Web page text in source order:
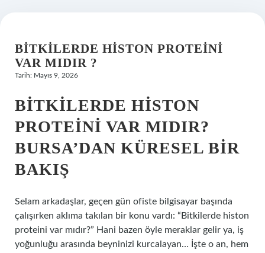
Hakkımızda
BITKILERDE HISTON PROTEINI
VAR MIDIR ?
Tarih: Mayıs 9, 2026
BITKILERDE HISTON
PROTEINI VAR MIDIR?
BURSA’DAN KÜRESEL BIR
BAKIŞ
Selam arkadaşlar, geçen gün ofiste bilgisayar başında
çalışırken aklıma takılan bir konu vardı: “Bitkilerde histon
proteini var mıdır?” Hani bazen öyle meraklar gelir ya, iş
yoğunluğu arasında beyninizi kurcalayan… İşte o an, hem